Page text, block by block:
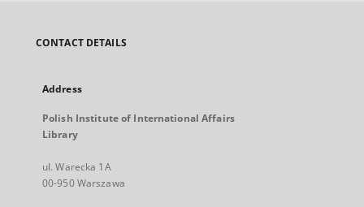
CONTACT DETAILS
Address
Polish Institute of International Affairs
Library
ul. Warecka 1A
00-950 Warszawa